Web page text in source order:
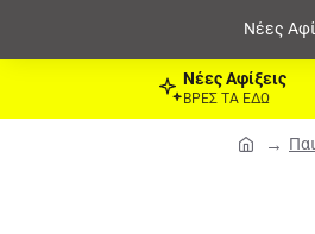
Νέες
Νέες Αφίξεις
ΒΡΕΣ ΤΑ ΕΔΩ